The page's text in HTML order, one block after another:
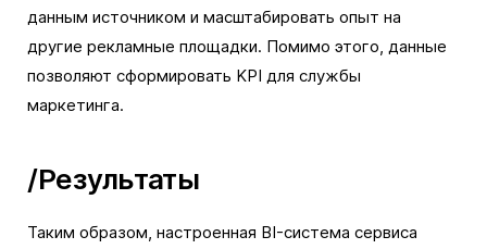
данным источником и масштабировать опыт на
другие рекламные площадки. Помимо этого, данные
позволяют сформировать KPI для службы
маркетинга.
/Результаты
Таким образом, настроенная BI-система сервиса